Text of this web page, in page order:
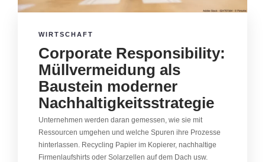
WIRTSCHAFT
Corporate Responsibility:
Müllvermeidung als
Baustein moderner
Nachhaltigkeitsstrategie
Unternehmen werden daran gemessen, wie sie mit
Ressourcen umgehen und welche Spuren ihre Prozesse
hinterlassen. Recycling Papier im Kopierer, nachhaltige
Firmenlaufshirts oder Solarzellen auf dem Dach usw.